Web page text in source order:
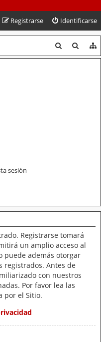
Identificarse
Registrarse
u
u
sesión
Registrarse tomará
un amplio acceso al
puede además otorgar
registrados. Antes de
con nuestros
Por favor lea las
por el Sitio.